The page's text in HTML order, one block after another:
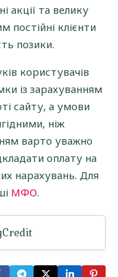
акції та велику
постійні клієнти
позики.
користувачів
із зарахуванням
сайту, а умови
ніж
варто уважно
оплату на
нарахувань. Для
МФО.